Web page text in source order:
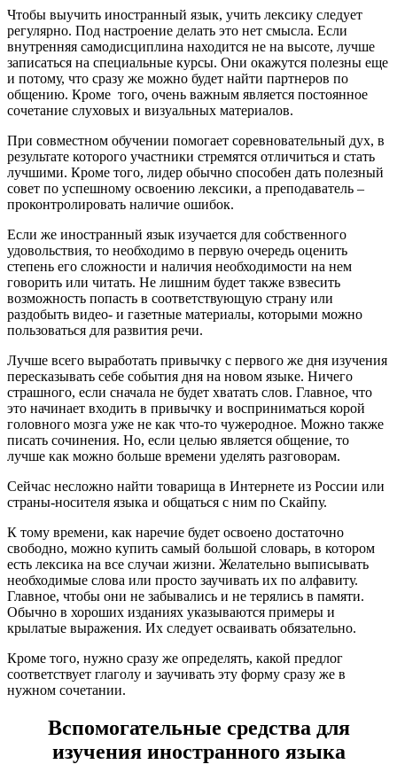
Чтобы выучить иностранный язык, учить лексику следует
регулярно. Под настроение делать это нет смысла. Если
внутренняя самодисциплина находится не на высоте, лучше
записаться на специальные курсы. Они окажутся полезны еще
и потому, что сразу же можно будет найти партнеров по
общению. Кроме того, очень важным является постоянное
сочетание слуховых и визуальных материалов.
При совместном обучении помогает соревновательный дух, в
результате которого участники стремятся отличиться и стать
лучшими. Кроме того, лидер обычно способен дать полезный
совет по успешному освоению лексики, а преподаватель –
проконтролировать наличие ошибок.
Если же иностранный язык изучается для собственного
удовольствия, то необходимо в первую очередь оценить
степень его сложности и наличия необходимости на нем
говорить или читать. Не лишним будет также взвесить
возможность попасть в соответствующую страну или
раздобыть видео- и газетные материалы, которыми можно
пользоваться для развития речи.
Лучше всего выработать привычку с первого же дня изучения
пересказывать себе события дня на новом языке. Ничего
страшного, если сначала не будет хватать слов. Главное, что
это начинает входить в привычку и восприниматься корой
головного мозга уже не как что-то чужеродное. Можно также
писать сочинения. Но, если целью является общение, то
лучше как можно больше времени уделять разговорам.
Сейчас несложно найти товарища в Интернете из России или
страны-носителя языка и общаться с ним по Скайпу.
К тому времени, как наречие будет освоено достаточно
свободно, можно купить самый большой словарь, в котором
есть лексика на все случаи жизни. Желательно выписывать
необходимые слова или просто заучивать их по алфавиту.
Главное, чтобы они не забывались и не терялись в памяти.
Обычно в хороших изданиях указываются примеры и
крылатые выражения. Их следует осваивать обязательно.
Кроме того, нужно сразу же определять, какой предлог
соответствует глаголу и заучивать эту форму сразу же в
нужном сочетании.
Вспомогательные средства для
изучения иностранного языка